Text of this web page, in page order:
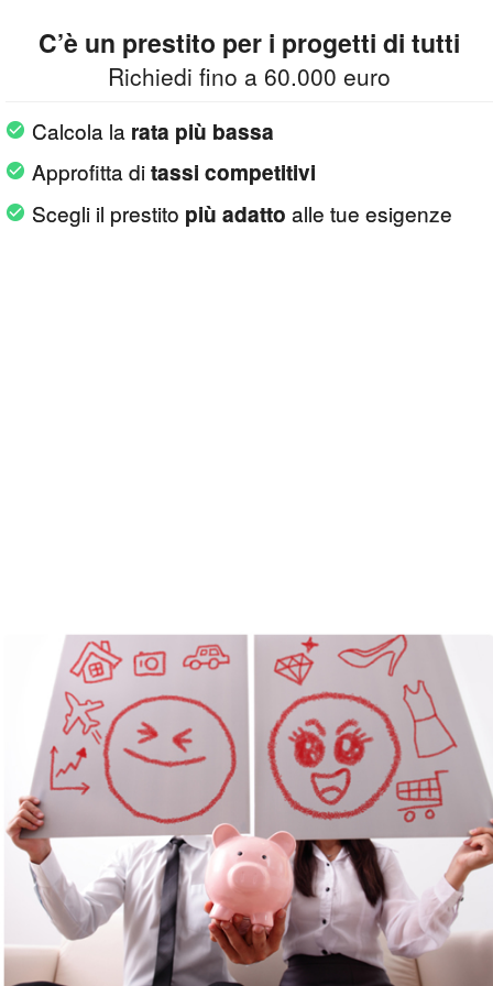
C’è un prestito per i progetti di tutti
Richiedi fino a 60.000 euro
Calcola la rata più bassa
Approfitta ditassi competitivi
Scegli il prestito più adatto alle tue esigenze